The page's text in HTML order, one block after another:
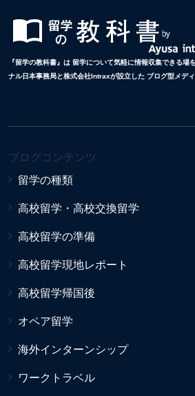
『留学の教科書』は 留学について気軽に情報収集できる場
ナル日本事務局と株式会社Intraxが設立した ブログ型メディ
ブログコンテンツ
留学の種類
高校留学・高校交換留学
高校留学の準備
高校留学現地レポート
高校留学帰国後
オペア留学
海外インターンシップ
ワークトラベル